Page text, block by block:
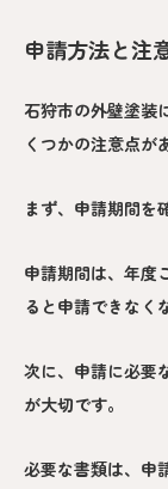
申請方法と注
石狩市の外壁塗装
くつかの注意点が
まず、申請期間を
申請期間は、年度
ると申請できなく
次に、申請に必要
が大切です。
必要な書類は、申